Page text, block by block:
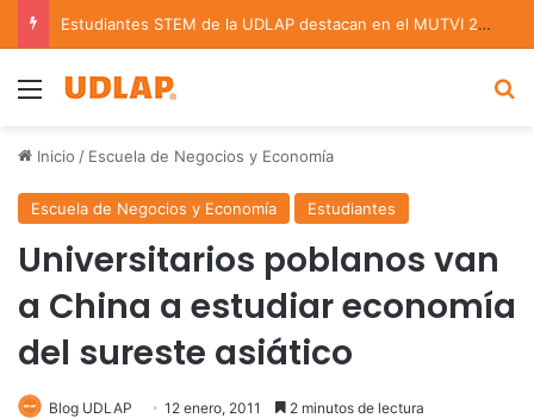
Estudiantes STEM de la UDLAP destacan en el MUTVI 2026
Menu
Inicio / Escuela de Negocios y Economía
Escuela de Negocios y Economía Estudiantes
Universitarios poblanos van
a China a estudiar economía
del sureste asiático
Blog UDLAP 12 enero, 2011 2 minutos de lectura